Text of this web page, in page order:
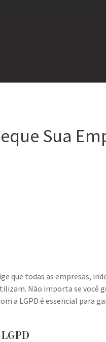
Sua
que todas as empresas,
Não importa se você
a LGPD é essencial para